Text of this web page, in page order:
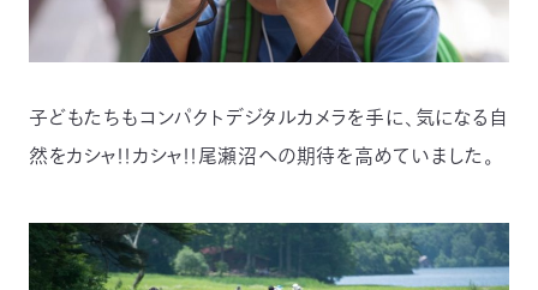
子どもたちもコンパクトデジタルカメラを手に、気になる自
然をカシャ！！カシャ！！尾瀬沼への期待を高めていました。